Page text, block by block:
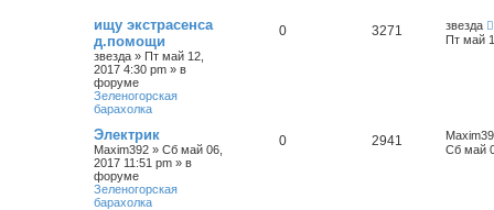
ищу экстрасенса
д.помощи
звезда » Пт май 12,
2017 4:30 pm » в
форуме
Зеленогорская
барахолка
0 3271
звезда
Пт май
Электрик
Maxim392 » Сб май 06,
2017 11:51 pm » в
форуме
Зеленогорская
барахолка
0 2941
Сб май